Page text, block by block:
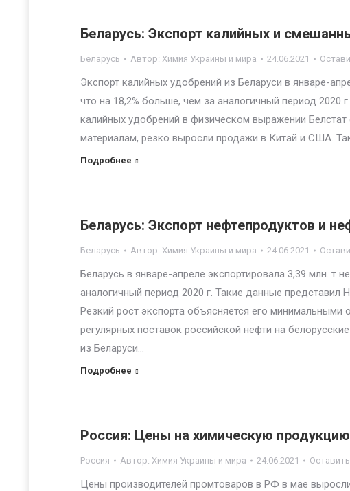
Беларусь: Экспорт калийных и
Беларусь Автор: Химия Украины и мира 24.06.2021
Экспорт калийных удобрений из Беларуси в январе-
что на 18,2% больше, чем за аналогичный период 2020
калийных удобрений в физическом выражении
материалам, резко выросли продажи в Китай и США.
Подробнее
Беларусь: Экспорт нефтепродуктов и
Беларусь Автор: Химия Украины и мира 24.06.2021
Беларусь в январе-апреле экспортировала 3,39 млн. т
аналогичный период 2020 г. Такие данные представил
Резкий рост экспорта объясняется его минимальными
регулярных поставок российской нефти на
из Беларуси…
Подробнее
Россия: Цены на химическую
Россия Автор: Химия Украины и мира 24.06.2021
Цены производителей промтоваров в РФ в мае